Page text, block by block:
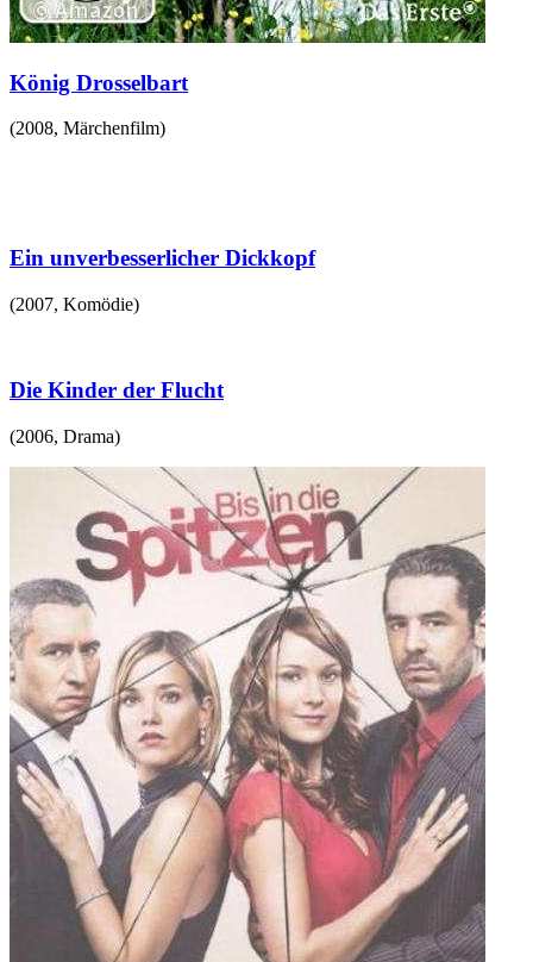
König Drosselbart
(2008, Märchenfilm)
Ein unverbesserlicher Dickkopf
(2007, Komödie)
Die Kinder der Flucht
(2006, Drama)